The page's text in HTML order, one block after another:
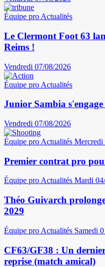
Équipe pro Actualités
Le Clermont Foot 63
Reims !
Vendredi 07/08/2026
Équipe pro Actualités
Junior Sambia
Vendredi 07/08/2026
Équipe pro Actualités Mercredi
Premier contrat pro
Équipe proActualités Mardi
Théo Guivarch
2029
Équipe pro Actualités Samedi
CF63/GF38 : Un
reprise (match amical)